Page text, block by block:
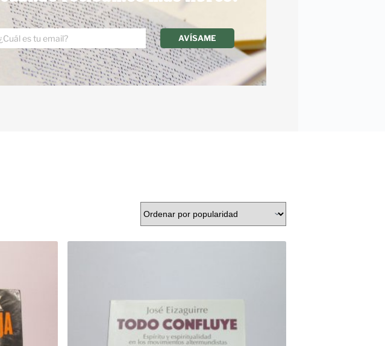
AVÍSAME